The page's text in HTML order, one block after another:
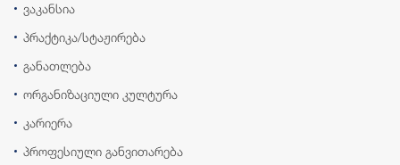
ვაკანსია
პრაქტიკა/სტაჟირება
განათლება
ორგანიზაციული კულტურა
კარიერა
პროფესიული განვითარება